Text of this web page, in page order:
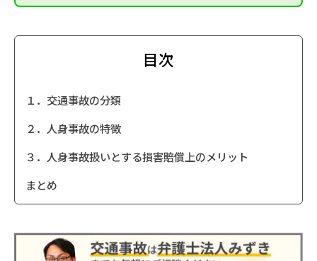
目次
１．交通事故の分類
２．人身事故の特徴
３．人身事故扱いとする損害賠償上のメリット
まとめ